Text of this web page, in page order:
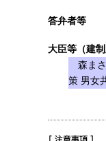
答弁者等
大臣等（建制
森まさ
策 男女